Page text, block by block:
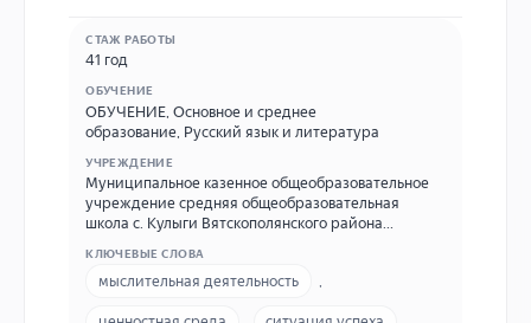
СТАЖ РАБОТЫ
41 год
ОБУЧЕНИЕ
ОБУЧЕНИЕ ,Основное и среднее
образование Русский язык и литература
УЧРЕЖДЕНИЕ
Муниципальное казенное общеобразовательное
учреждение средняя общеобразовательная
школа с. Кулыги Вятскополянского района
Кировская область, Вятскополянский р-н, с.
Кулыги, ул. Школьная, д.2 Тел. 8(83334)47-4-41 E-
КЛЮЧЕВЫЕ СЛОВА
мыслительная деятельность